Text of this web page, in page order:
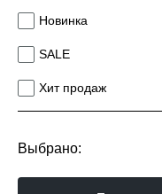
Новинка
SALE
Хит продаж
Выбрано: